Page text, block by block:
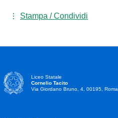
Stampa / Condividi
Liceo Statale
Cornelio Tacito
Via Giordano Bruno, 4, 00195, Roma